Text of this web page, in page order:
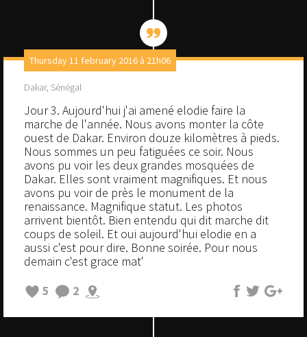
Thursday 11 february 2016 à 21h06
Dakar, Sénégal
Jour 3. Aujourd'hui j'ai amené elodie faire la
marche de l'année. Nous avons monter la côte
ouest de Dakar. Environ douze kilomètres à pieds.
Nous sommes un peu fatiguées ce soir. Nous
avons pu voir les deux grandes mosquées de
Dakar. Elles sont vraiment magnifiques. Et nous
avons pu voir de près le monument de la
renaissance. Magnifique statut. Les photos
arrivent bientôt. Bien entendu qui dit marche dit
coups de soleil. Et oui aujourd'hui elodie en a
aussi c'est pour dire. Bonne soirée. Pour nous
demain c'est grace mat'
5
2